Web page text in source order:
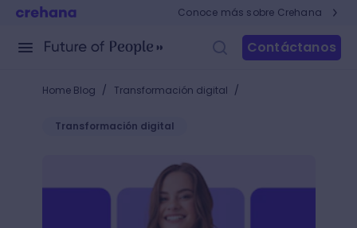
Conoce más sobre Crehana
Contáctanos
Home Blog / Transformación digital /
Transformación digital
Transformación digital en empresas de consumo